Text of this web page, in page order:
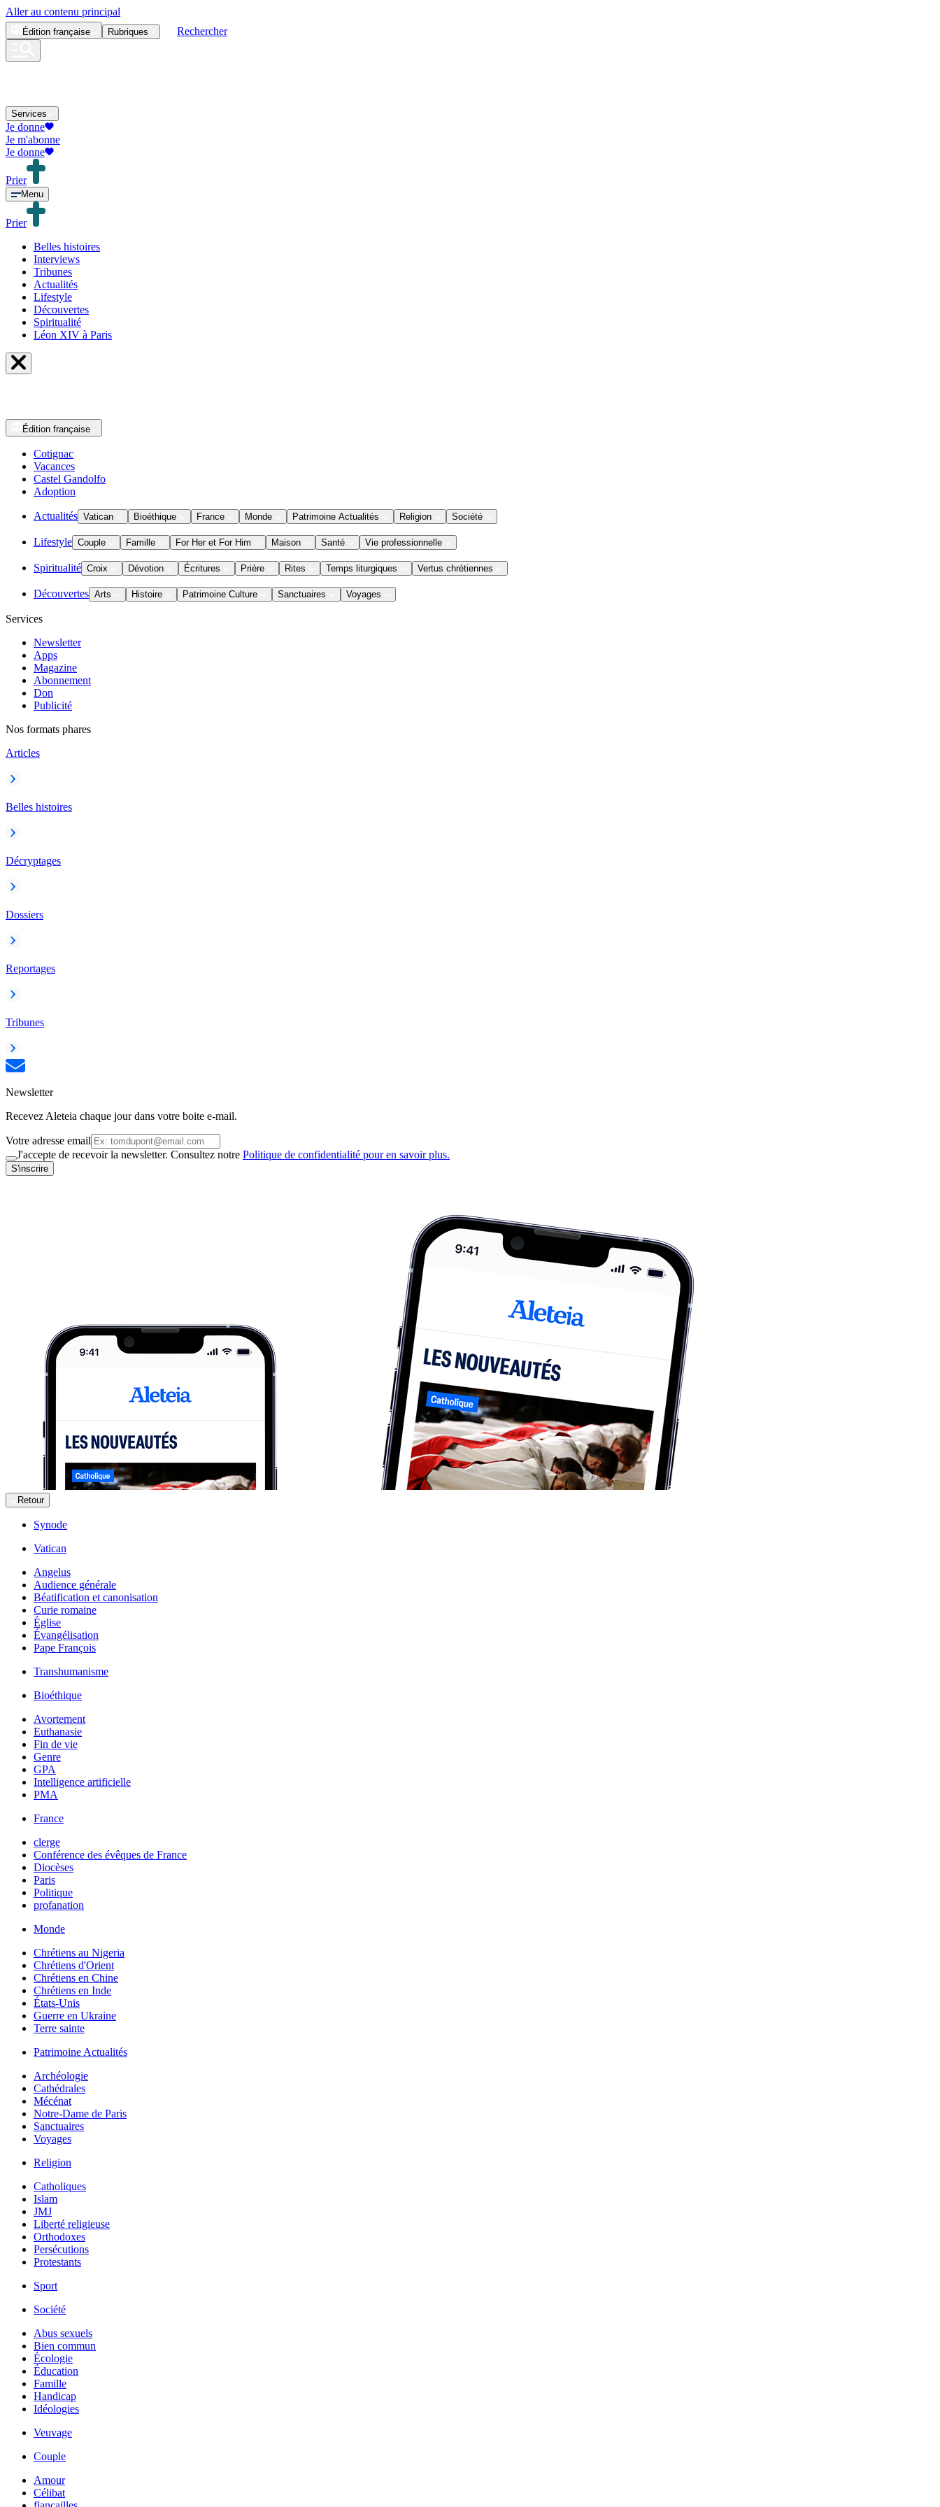
Aller au contenu principal
Édition française Rubriques Rechercher
Services
Je donne
Je m'abonne
Je donne
Prier
Menu
Prier
Belles histoires
Interviews
Tribunes
Actualités
Lifestyle
Découvertes
Spiritualité
Léon XIV à Paris
Édition française
Cotignac
Vacances
Castel Gandolfo
Adoption
Actualités Vatican Bioéthique France Monde Patrimoine Actualités Religion Société
Lifestyle Couple Famille For Her et For Him Maison Santé Vie professionnelle
Spiritualité Croix Dévotion Écritures Prière Rites Temps liturgiques Vertus chrétiennes
Découvertes Arts Histoire Patrimoine Culture Sanctuaires Voyages
Services
Newsletter
Apps
Magazine
Abonnement
Don
Publicité
Nos formats phares
Articles
Belles histoires
Décryptages
Dossiers
Reportages
Tribunes
Newsletter
Recevez Aleteia chaque jour dans votre boite e-mail.
Votre adresse email
J'accepte de recevoir la newsletter. Consultez notre Politique de confidentialité pour en savoir plus.
S'inscrire
Retour
Synode
Vatican
Angelus
Audience générale
Béatification et canonisation
Curie romaine
Église
Évangélisation
Pape François
Transhumanisme
Bioéthique
Avortement
Euthanasie
Fin de vie
Genre
GPA
Intelligence artificielle
PMA
France
clerge
Conférence des évêques de France
Diocèses
Paris
Politique
profanation
Monde
Chrétiens au Nigeria
Chrétiens d'Orient
Chrétiens en Chine
Chrétiens en Inde
États-Unis
Guerre en Ukraine
Terre sainte
Patrimoine Actualités
Archéologie
Cathédrales
Mécénat
Notre-Dame de Paris
Sanctuaires
Voyages
Religion
Catholiques
Islam
JMJ
Liberté religieuse
Orthodoxes
Persécutions
Protestants
Sport
Société
Abus sexuels
Bien commun
Écologie
Éducation
Famille
Handicap
Idéologies
Veuvage
Couple
Amour
Célibat